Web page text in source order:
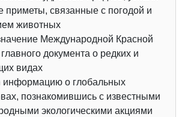
приметы, связанные с погодой и
животных
Международной Красной
главного документа о редких и
видах
информацию о глобальных
познакомившись с известными
экологическими акциями